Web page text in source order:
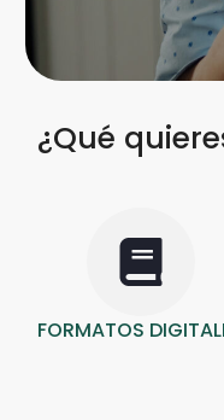
¿Qué
FORMATOS